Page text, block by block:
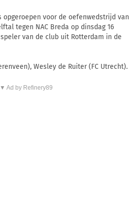
opgeroepen voor de oefenwedstrijd van
tegen NAC Breda op dinsdag 16
van de club uit Rotterdam in de
Wesley de Ruiter (FC Utrecht).
▼ Ad by Refinery89